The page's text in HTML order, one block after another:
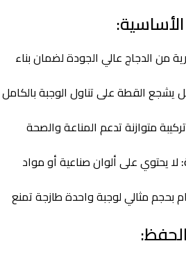
من الدجاج عالي الجودة لضمان بناء
يشجع القطة على تناول الوجبة بالكامل
تركيبة متوازنة تدعم المناعة والصحة
لا يحتوي على ألوان صناعية أو مواد
70 جرام بحجم مثالي لوجبة واحدة طازجة تمنع